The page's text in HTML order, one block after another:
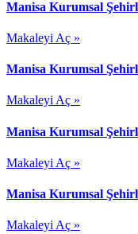
Manisa Kurumsal
Makaleyi Aç »
Manisa Kurumsal
Makaleyi Aç »
Manisa Kurumsal
Makaleyi Aç »
Manisa Kurumsal
Makaleyi Aç »